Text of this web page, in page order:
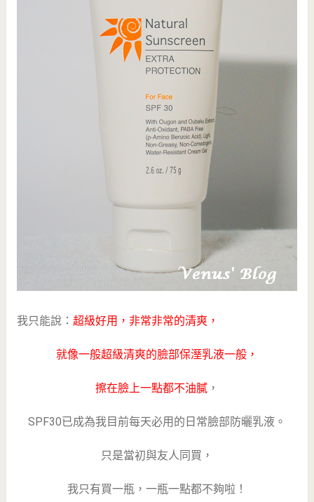
我只能說： 超級好用，非常非常的清爽，
就像一般超級清爽的臉部保溼乳液一般，
擦在臉上一點都不油膩，
SPF30已成為我目前每天必用的日常臉部防曬乳液。
只是當初與友人同買，
我只有買一瓶，一瓶一點都不夠啦！